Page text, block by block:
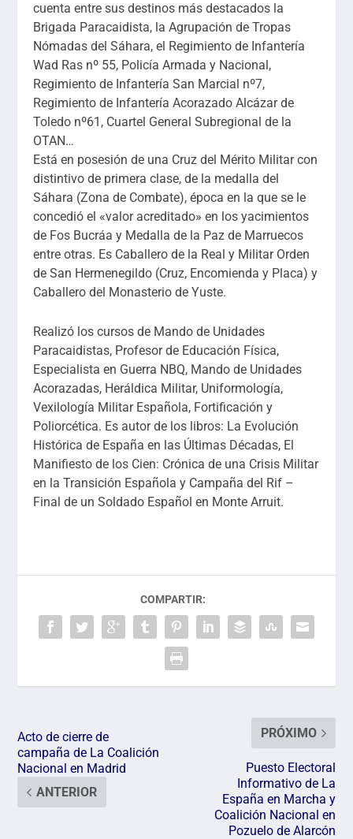
cuenta entre sus destinos más destacados la
Brigada Paracaidista, la Agrupación de Tropas
Nómadas del Sáhara, el Regimiento de Infantería
Wad Ras nº 55, Policía Armada y Nacional,
Regimiento de Infantería San Marcial nº7,
Regimiento de Infantería Acorazado Alcázar de
Toledo nº61, Cuartel General Subregional de la
OTAN…
Está en posesión de una Cruz del Mérito Militar con
distintivo de primera clase, de la medalla del
Sáhara (Zona de Combate), época en la que se le
concedió el «valor acreditado» en los yacimientos
de Fos Bucráa y Medalla de la Paz de Marruecos
entre otras. Es Caballero de la Real y Militar Orden
de San Hermenegildo (Cruz, Encomienda y Placa) y
Caballero del Monasterio de Yuste.
Realizó los cursos de Mando de Unidades
Paracaidistas, Profesor de Educación Física,
Especialista en Guerra NBQ, Mando de Unidades
Acorazadas, Heráldica Militar, Uniformología,
Vexilología Militar Española, Fortificación y
Poliorcética. Es autor de los libros: La Evolución
Histórica de España en las Últimas Décadas, El
Manifiesto de los Cien: Crónica de una Crisis Militar
en la Transición Española y Campaña del Rif –
Final de un Soldado Español en Monte Arruit.
COMPARTIR:
Acto de cierre de
campaña de La Coalición
Nacional en Madrid
ANTERIOR
PRÓXIMO
Puesto Electoral
Informativo de La
España en Marcha y
Coalición Nacional en
Pozuelo de Alarcón